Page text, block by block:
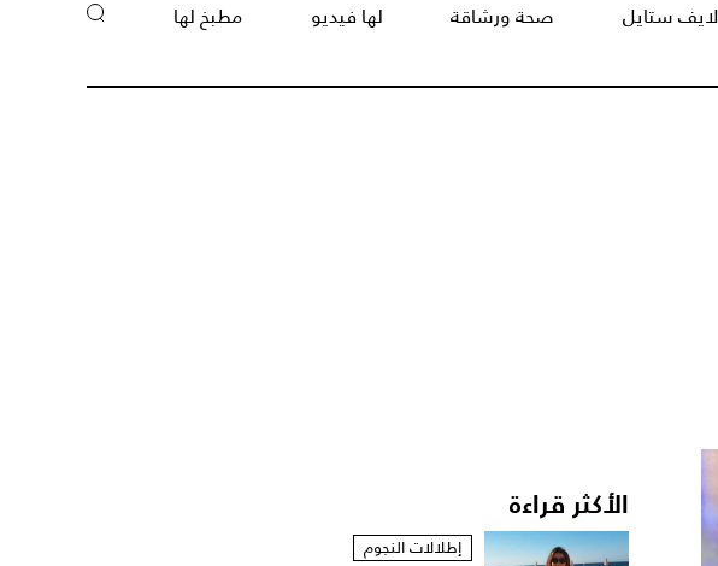
لايف ستايل صحة ورشاقة لها فيديو مطبخ لها
الأكثر قراءة
إطلالات النجوم